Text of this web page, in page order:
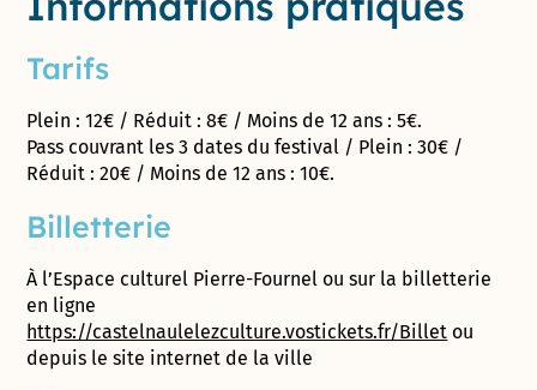
Tarifs
Plein : 12€ / Réduit : 8€ / Moins de 12 ans : 5€.
Pass couvrant les 3 dates du festival / Plein : 30€ /
Réduit : 20€ / Moins de 12 ans : 10€.
Billetterie
À l’Espace culturel Pierre-Fournel ou sur la billetterie
en ligne
https://castelnaulelezculture.vostickets.fr/Billet ou
depuis le site internet de la ville